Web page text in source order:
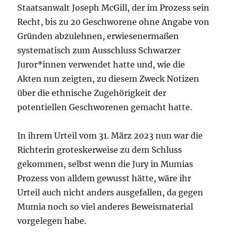
Staatsanwalt Joseph McGill, der im Prozess sein
Recht, bis zu 20 Geschworene ohne Angabe von
Gründen abzulehnen, erwiesenermaßen
systematisch zum Ausschluss Schwarzer
Juror*innen verwendet hatte und, wie die
Akten nun zeigten, zu diesem Zweck Notizen
über die ethnische Zugehörigkeit der
potentiellen Geschworenen gemacht hatte.
In ihrem Urteil vom 31. März 2023 nun war die
Richterin groteskerweise zu dem Schluss
gekommen, selbst wenn die Jury in Mumias
Prozess von alldem gewusst hätte, wäre ihr
Urteil auch nicht anders ausgefallen, da gegen
Mumia noch so viel anderes Beweismaterial
vorgelegen habe.